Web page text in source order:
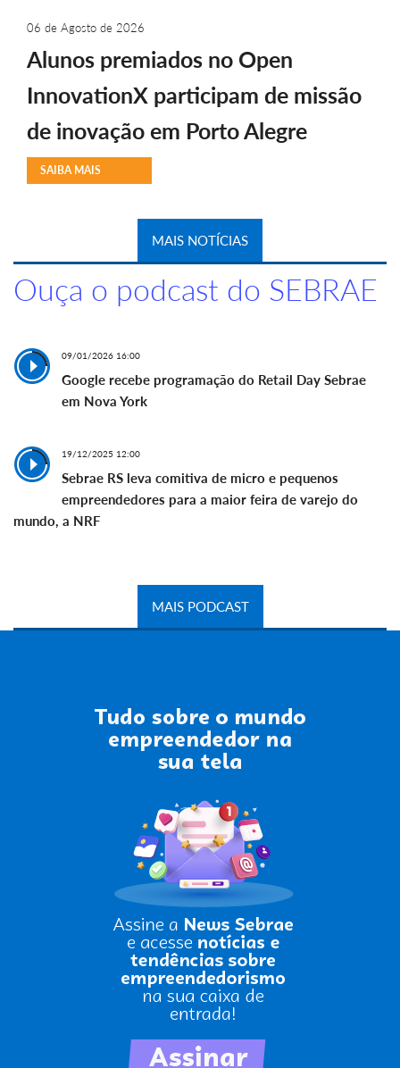
06 de Agosto de 2026
Alunos premiados no Open
InnovationX participam de missão
de inovação em Porto Alegre
SAIBA MAIS
MAIS NOTÍCIAS
Ouça o podcast do SEBRAE
09/01/2026 16:00
Google recebe programação do Retail Day Sebrae
em Nova York
19/12/2025 12:00
Sebrae RS leva comitiva de micro e pequenos
empreendedores para a maior feira de varejo do
mundo, a NRF
MAIS PODCAST